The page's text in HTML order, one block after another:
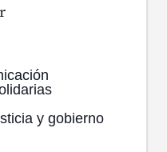
y gobierno